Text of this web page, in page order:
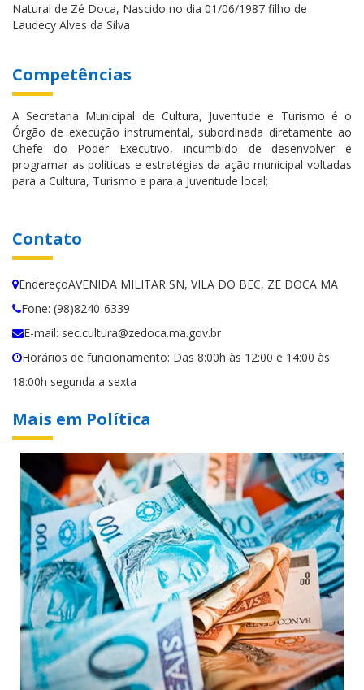
Natural de Zé Doca, Nascido no dia 01/06/1987 filho de
Laudecy Alves da Silva
Competências
A Secretaria Municipal de Cultura, Juventude e Turismo é o
Órgão de execução instrumental, subordinada diretamente ao
Chefe do Poder Executivo, incumbido de desenvolver e
programar as políticas e estratégias da ação municipal voltadas
para a Cultura, Turismo e para a Juventude local;
Contato
EndereçoAVENIDA MILITAR SN, VILA DO BEC, ZE DOCA MA
Fone: (98)8240-6339
E-mail: sec.cultura@zedoca.ma.gov.br
Horários de funcionamento: Das 8:00h às 12:00 e 14:00 às
18:00h segunda a sexta
Mais em Política